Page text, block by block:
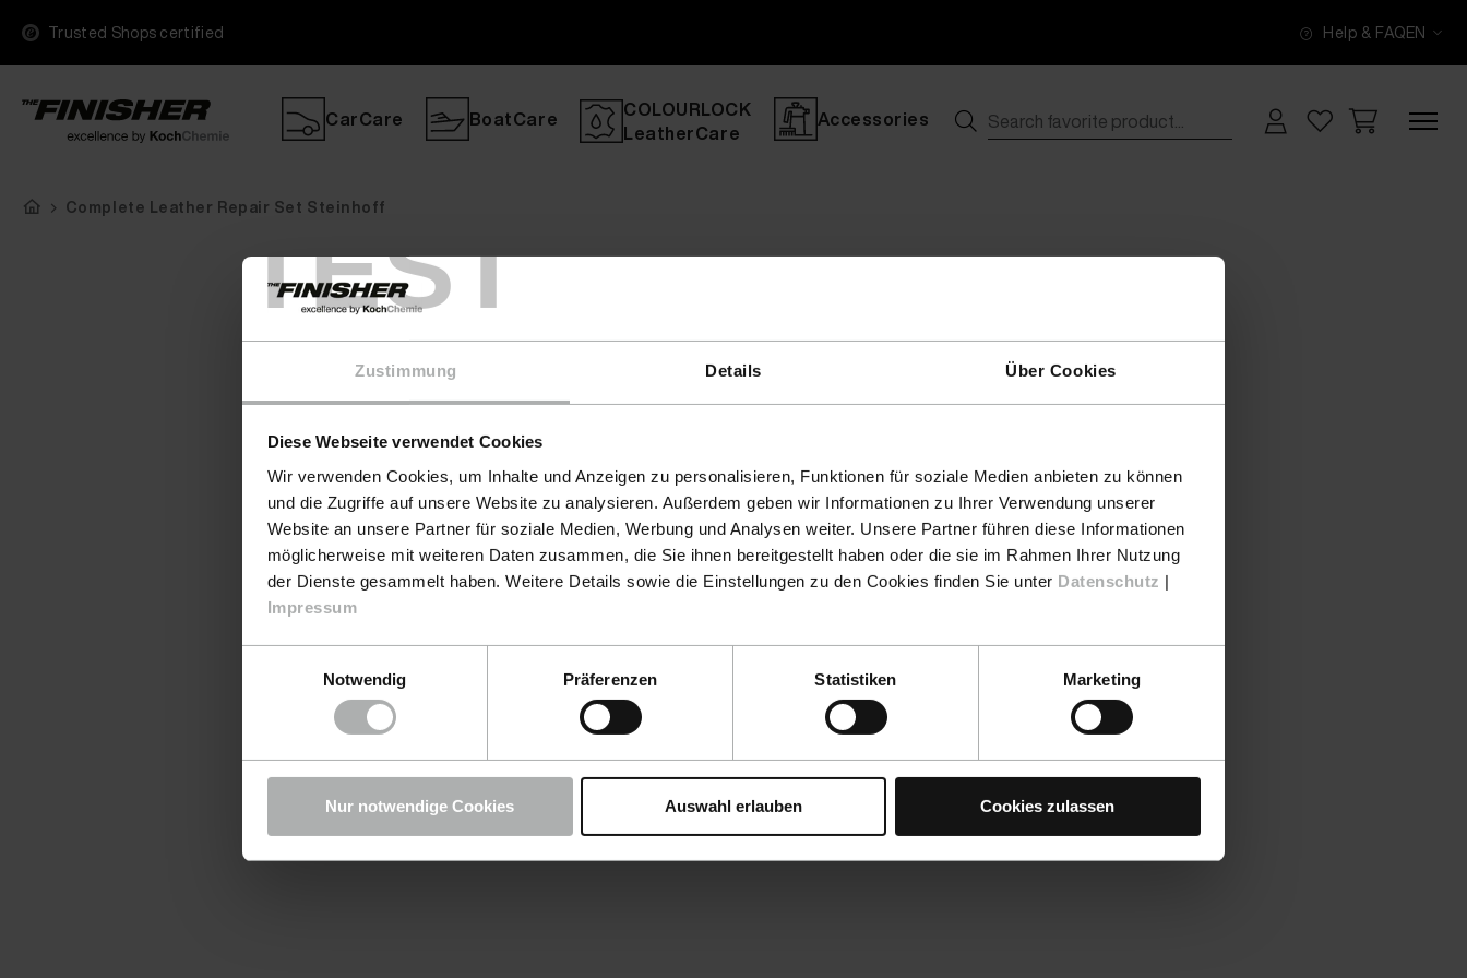
TEST
Zustimmung Details Über Cookies
Diese Webseite verwendet Cookies
Wir verwenden Cookies, um Inhalte und Anzeigen zu personalisieren, Funktionen für soziale Medien anbieten zu können
und die Zugriffe auf unsere Website zu analysieren. Außerdem geben wir Informationen zu Ihrer Verwendung unserer
Website an unsere Partner für soziale Medien, Werbung und Analysen weiter. Unsere Partner führen diese Informationen
möglicherweise mit weiteren Daten zusammen, die Sie ihnen bereitgestellt haben oder die sie im Rahmen Ihrer Nutzung
der Dienste gesammelt haben. Weitere Details sowie die Einstellungen zu den Cookies finden Sie unter Datenschutz |
Impressum
Notwendig
Präferenzen Statistiken Marketing
Nur notwendige Cookies Auswahl erlauben Cookies zulassen
Trusted Shops certified Help & FAQEN
CarCare BoatCare
COLOURLOCK
LeatherCare
Accessories
Complete Leather Repair Set Steinhoff